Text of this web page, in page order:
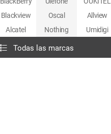
Blackview
Oscal Allview
Alcatel
Nothing Umidigi
Todas las marcas